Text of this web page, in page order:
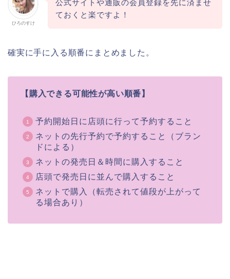
ひろのすけ
公式サイトや通販の会員登録を先に済ませ
ておくと楽ですよ！
確実に手に入る順番にまとめました。
【購入できる可能性が高い順番】
予約開始日に店頭に行って予約すること
ネットの先行予約で予約すること（ブラン
ドによる）
ネットの発売日＆時間に購入すること
店頭で発売日に並んで購入すること
ネットで購入（転売されて値段が上がって
る場合あり）